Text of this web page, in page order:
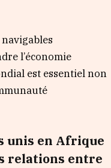
l’économie
est essentiel non
unis en Afrique
relations entre